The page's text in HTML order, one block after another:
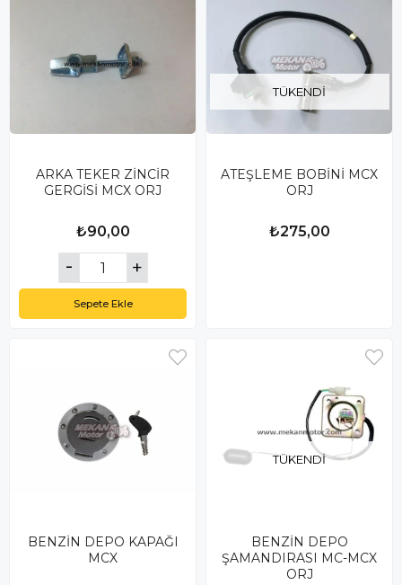
ARKA TEKER ZİNCİR
GERGİSİ MCX ORJ
₺90,00
Sepete Ekle
TÜKENDI
ATEŞLEME BOBİNİ MCX
ORJ
₺275,00
BENZİN DEPO KAPAĞI
MCX
TÜKENDI
BENZİN DEPO
ŞAMANDIRASI MC-MCX
ORJ